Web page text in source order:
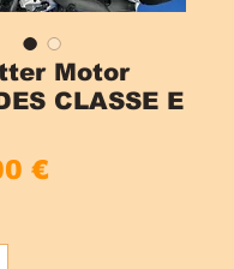
Motor
CLASSE E
€